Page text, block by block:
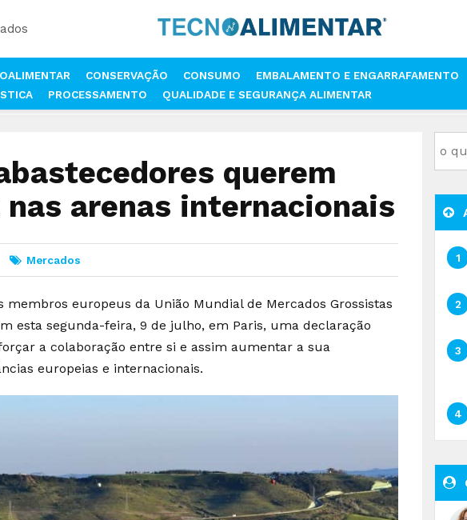
CONSERVAÇÃO CONSUMO
EMBALAMENTO E ENGARRAFAMENTO
PROCESSAMENTO QUALIDADE E SEGURANÇA ALIMENTAR
MERCADOS ABASTECEDORES QUEREM MAIS FORÇA NAS ARENAS INTERNACIONAIS
querem
arenas internacionais
Mercados
membros europeus da União Mundial de Mercados Grossistas
esta segunda-feira, 9 de julho, em Paris, uma declaração
a colaboração entre si e assim aumentar a sua
europeias e internacionais.